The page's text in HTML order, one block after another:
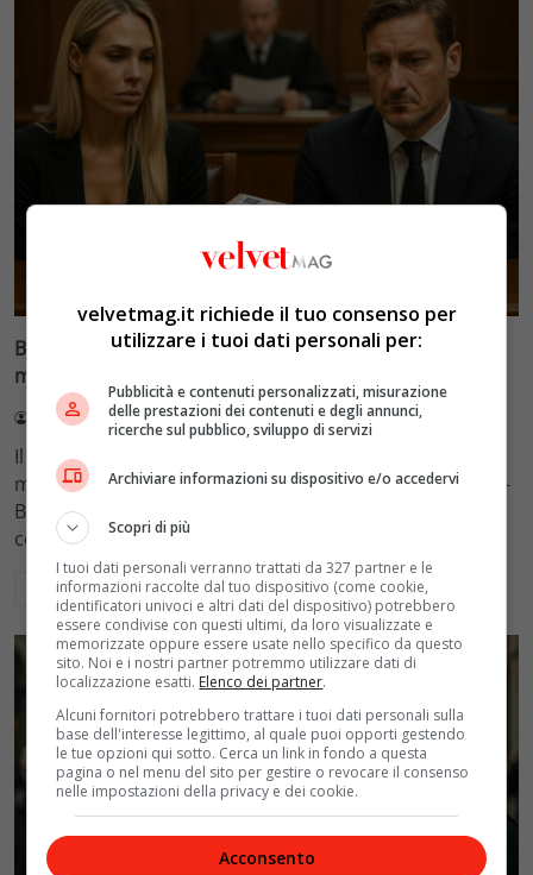
Blasi vs Totti: il giudice riduce l’assegno di
mantenimento a 10.900 euro
Redazione VelvetMAG 4 Agosto 2026
Il Tribunale di Roma ha fissato l'assegno di
mantenimento figli a 10.900 euro mensili nel caso Totti-
Blasi, respingendo la richiesta di 20mila euro della
conduttrice.
Leggi di più
velvetmag.it richiede il tuo consenso per
utilizzare i tuoi dati personali per:
Pubblicità e contenuti personalizzati, misurazione
delle prestazioni dei contenuti e degli annunci,
ricerche sul pubblico, sviluppo di servizi
Archiviare informazioni su dispositivo e/o accedervi
Scopri di più
I tuoi dati personali verranno trattati da 327 partner e le
informazioni raccolte dal tuo dispositivo (come cookie,
identificatori univoci e altri dati del dispositivo) potrebbero
essere condivise con questi ultimi, da loro visualizzate e
memorizzate oppure essere usate nello specifico da questo
sito. Noi e i nostri partner potremmo utilizzare dati di
localizzazione esatti. Elenco dei partner.
Alcuni fornitori potrebbero trattare i tuoi dati personali sulla
base dell'interesse legittimo, al quale puoi opporti gestendo
le tue opzioni qui sotto. Cerca un link in fondo a questa
pagina o nel menu del sito per gestire o revocare il consenso
nelle impostazioni della privacy e dei cookie.
Acconsento